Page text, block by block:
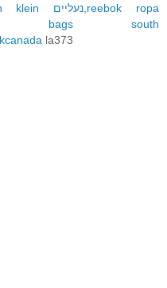
calvin klein נעליים reebok ropa
bags south
la373